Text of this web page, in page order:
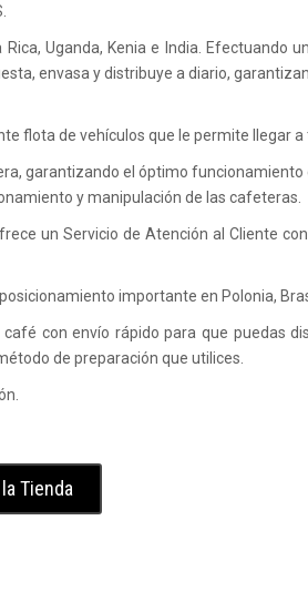
Uganda, Kenia e India. Efectuando
envasa y distribuye a diario,
flota de vehículos que le permite llegar a
garantizando el óptimo
y manipulación de las cafeteras.
un Servicio de Atención al Cliente
importante en Polonia,
con envío rápido para que puedas
de preparación que utilices.
Tienda